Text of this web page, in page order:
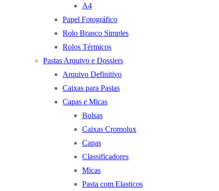
A4
Papel Fotográfico
Rolo Branco Simples
Rolos Térmicos
Pastas Arquivo e Dossiers
Arquivo Definitivo
Caixas para Pastas
Capas e Micas
Bolsas
Caixas Cromolux
Capas
Classificadores
Micas
Pasta com Elasticos